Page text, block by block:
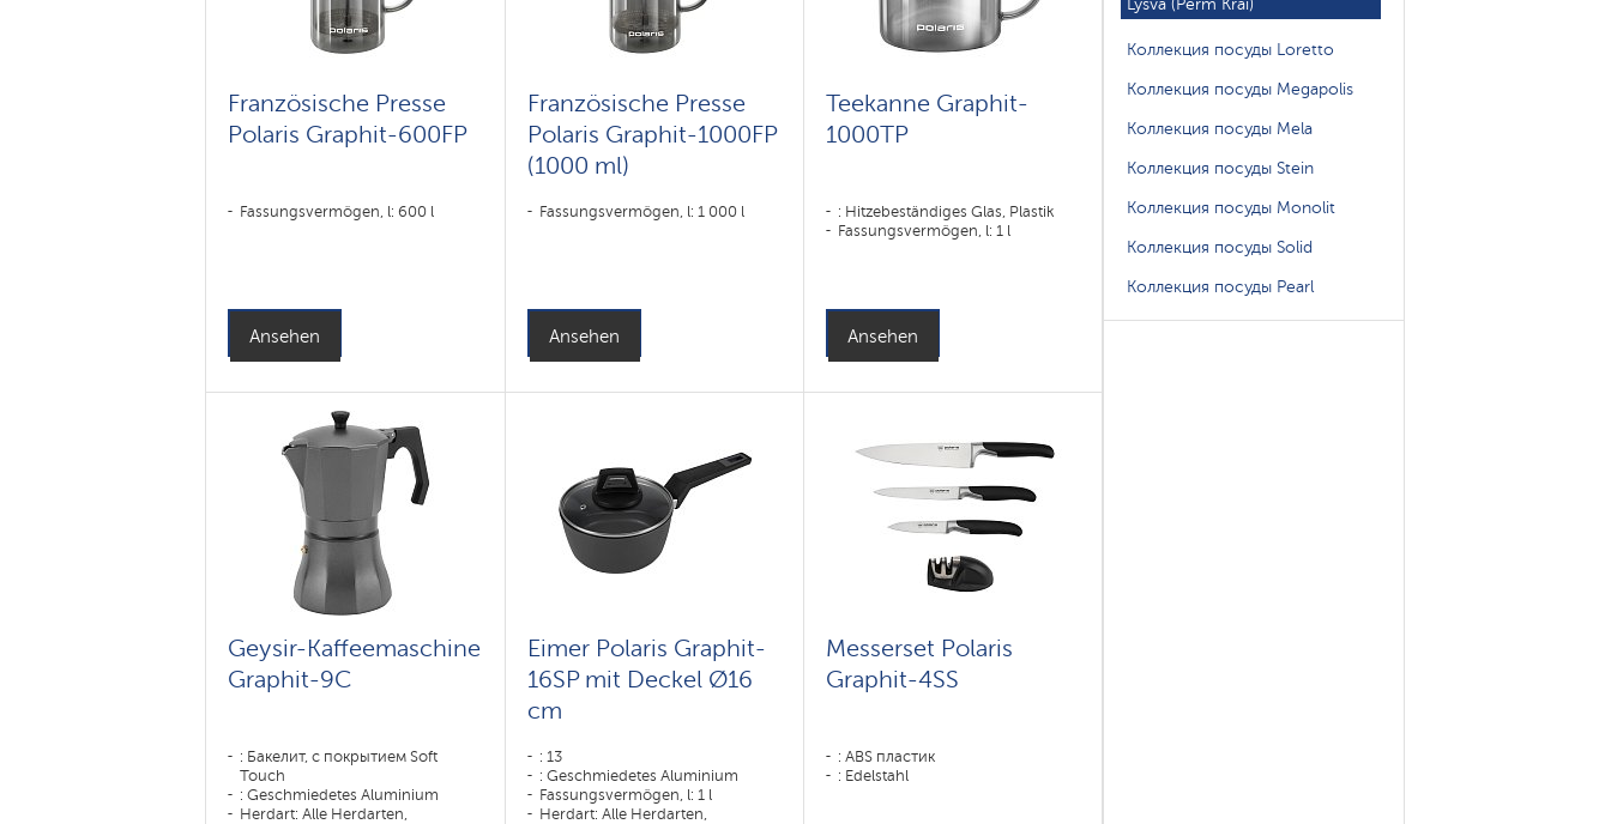
Französische Presse
Polaris Graphit-600FP
Fassungsvermögen, l: 600 l
Ansehen
Französische Presse
Polaris Graphit-1000FP
(1000 ml)
Fassungsvermögen, l: 1 000 l
Ansehen
Teekanne Graphit-
1000TP
: Hitzebeständiges Glas, Plastik
Fassungsvermögen, l: 1 l
Ansehen
Geysir-Kaffeemaschine
Graphit-9С
: Бакелит, с покрытием Soft
Touch
: Geschmiedetes Aluminium
Herdart: Alle Herdarten,
Eimer Polaris Graphit-
16SP mit Deckel Ø16
cm
: 13
: Geschmiedetes Aluminium
Fassungsvermögen, l: 1 l
Herdart: Alle Herdarten,
Messerset Polaris
Graphit-4SS
: ABS пластик
: Edelstahl
Lysva (Perm Krai)
Коллекция посуды Loretto
Коллекция посуды Megapolis
Коллекция посуды Mela
Коллекция посуды Stein
Коллекция посуды Monolit
Коллекция посуды Solid
Коллекция посуды Pearl